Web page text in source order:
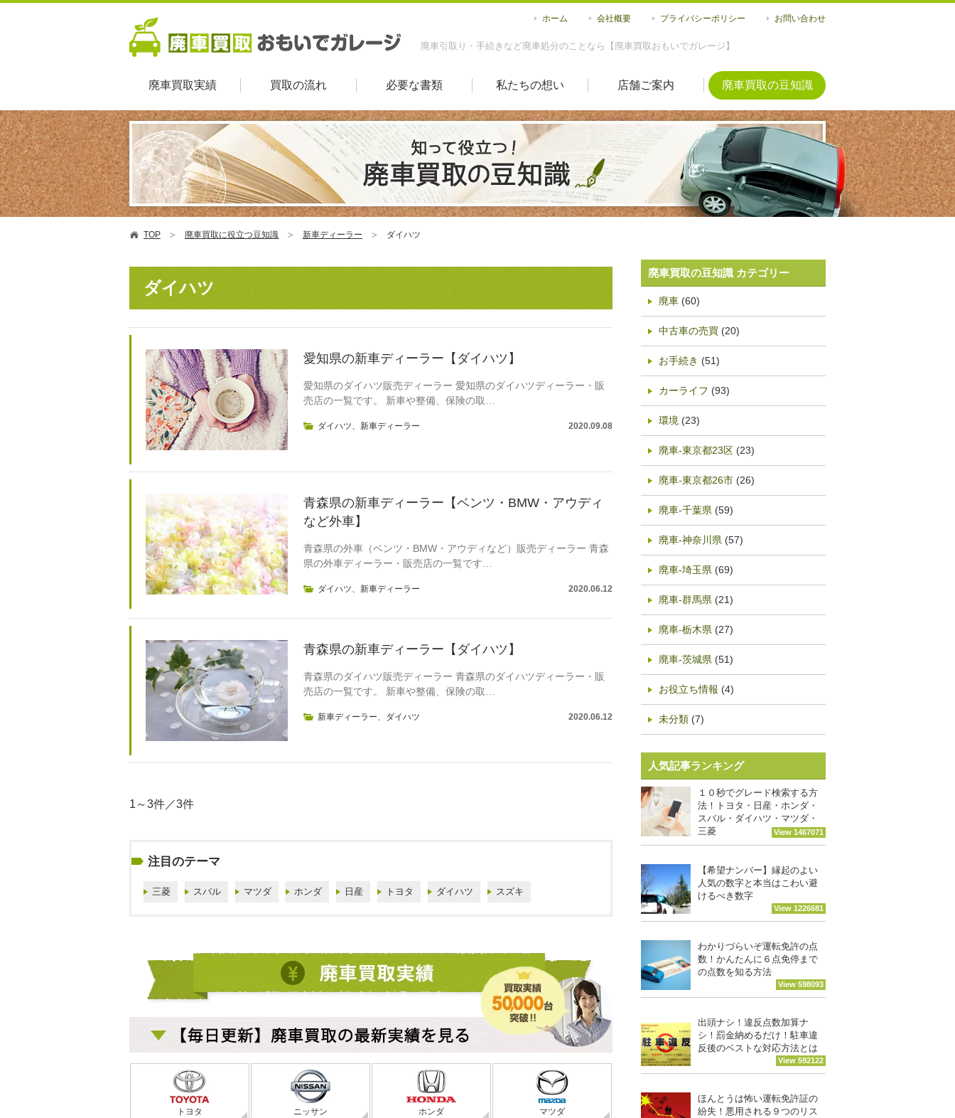
廃車引取り・手続きなど廃車処分のことなら【廃車買取おもいでガレージ】
ホーム 会社概要 プライバシーポリシー お問い合わせ
廃車買取実績 買取の流れ 必要な書類 私たちの想い 店舗ご案内 廃車買取の豆知識
TOP 廃車買取に役立つ豆知識 新車ディーラー ダイハツ
ダイハツ
愛知県の新車ディーラー【ダイハツ】
愛知県のダイハツ販売ディーラー 愛知県のダイハツディーラー・販
売店の一覧です。 新車や整備、保険の取…
ダイハツ、 新車ディーラー 2020.09.08
青森県の新車ディーラー【ベンツ・BMW・アウディ
など外車】
青森県の外車（ベンツ・BMW・アウディなど）販売ディーラー 青森
県の外車ディーラー・販売店の一覧です…
ダイハツ、 新車ディーラー 2020.06.12
青森県の新車ディーラー【ダイハツ】
青森県のダイハツ販売ディーラー 青森県のダイハツディーラー・販
売店の一覧です。 新車や整備、保険の取…
新車ディーラー、 ダイハツ 2020.06.12
1～3件／3件
注目のテーマ
三菱 スバル マツダ ホンダ 日産 トヨタ ダイハツ スズキ
トヨタ ニッサン ホンダ マツダ
廃車買取の豆知識 カテゴリー
廃車 (60)
中古車の売買 (20)
お手続き (51)
カーライフ (93)
環境 (23)
廃車-東京都23区 (23)
廃車-東京都26市 (26)
廃車-千葉県 (59)
廃車-神奈川県 (57)
廃車-埼玉県 (69)
廃車-群馬県 (21)
廃車-栃木県 (27)
廃車-茨城県 (51)
お役立ち情報 (4)
未分類 (7)
人気記事ランキング
１０秒でグレード検索する方
法！トヨタ・日産・ホンダ・
スバル・ダイハツ・マツダ・
三菱
View 1467071
【希望ナンバー】縁起のよい
人気の数字と本当はこわい避
けるべき数字
View 1226681
わかりづらいぞ運転免許の点
数！かんたんに６点免停まで
の点数を知る方法
View 598093
出頭ナシ！違反点数加算ナ
シ！罰金納めるだけ！駐車違
反後のベストな対応方法とは
View 592122
ほんとうは怖い運転免許証の
紛失！悪用される９つのリス